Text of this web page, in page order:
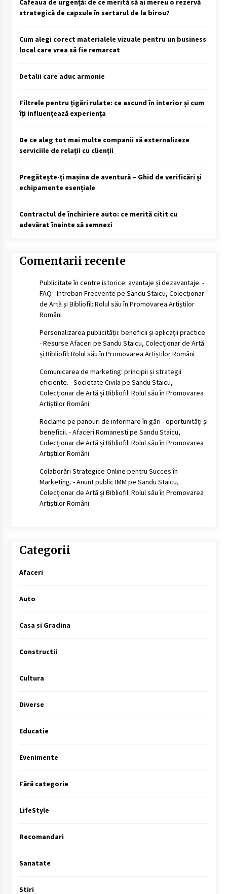
Cafeaua de urgență: de ce merită să ai mereu o rezervă
strategică de capsule în sertarul de la birou?
Cum alegi corect materialele vizuale pentru un business
local care vrea să fie remarcat
Detalii care aduc armonie
Filtrele pentru țigări rulate: ce ascund în interior și cum
îți influențează experiența
De ce aleg tot mai multe companii să externalizeze
serviciile de relații cu clienții
Pregătește-ți mașina de aventură – Ghid de verificări și
echipamente esențiale
Contractul de închiriere auto: ce merită citit cu
adevărat înainte să semnezi
Comentarii recente
Publicitate în centre istorice: avantaje și dezavantaje. -
FAQ - Intrebari Frecvente pe Sandu Staicu, Colecționar
de Artă și Bibliofil: Rolul său în Promovarea Artiștilor
Români
Personalizarea publicității: beneficii și aplicații practice
- Resurse Afaceri pe Sandu Staicu, Colecționar de Artă
și Bibliofil: Rolul său în Promovarea Artiștilor Români
Comunicarea de marketing: principii și strategii
eficiente. - Societate Civila pe Sandu Staicu,
Colecționar de Artă și Bibliofil: Rolul său în Promovarea
Artiștilor Români
Reclame pe panouri de informare în gări - oportunități și
beneficii. - Afaceri Romanesti pe Sandu Staicu,
Colecționar de Artă și Bibliofil: Rolul său în Promovarea
Artiștilor Români
Colaborări Strategice Online pentru Succes în
Marketing. - Anunt public IMM pe Sandu Staicu,
Colecționar de Artă și Bibliofil: Rolul său în Promovarea
Artiștilor Români
Categorii
Afaceri
Auto
Casa si Gradina
Constructii
Cultura
Diverse
Educatie
Evenimente
Fără categorie
LifeStyle
Recomandari
Sanatate
Stiri